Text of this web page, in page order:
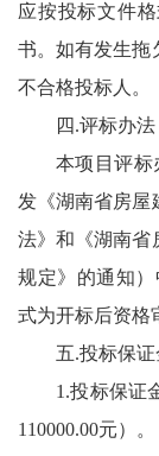
应按投标文件
书。如有发生拖
不合格投标人。
四.评标办法
本项目评标
发《湖南省房屋
法》和《湖南省
规定》的通知
式为开标后资格
五.投标保证
1.投标保证
110000.00元）。